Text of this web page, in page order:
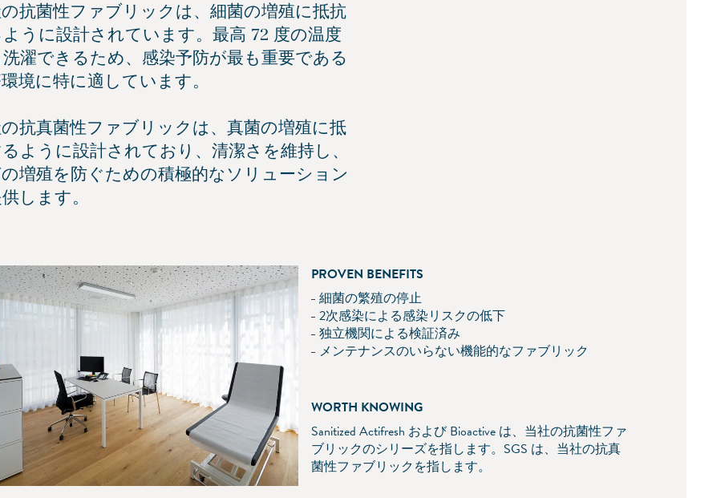
抗菌性ファブリックは、細菌の増殖に抵抗
うに設計されています。最高 72 度の温度
濯できるため、感染予防が最も重要である
境に特に適しています。
抗真菌性ファブリックは、真菌の増殖に抵
ように設計されており、清潔さを維持し、
増殖を防ぐための積極的なソリューション
します。
PROVEN BENEFITS
細菌の繁殖の停止
2次感染による感染リスクの低下
独立機関による検証済み
メンテナンスのいらない機能的なファブリック
WORTH KNOWING
Sanitized Actifresh および Bioactive は、当社の抗菌性ファ
ブリックのシリーズを指します。SGS は、当社の抗真
菌性ファブリックを指します。